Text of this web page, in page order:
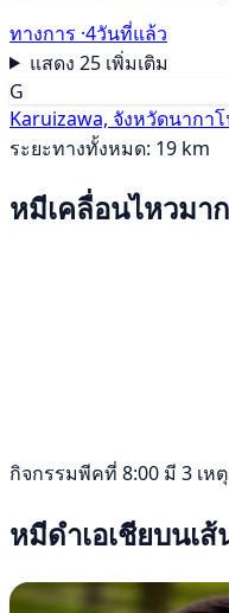
ทางการ ·4วันที่แล้ว
แสดง 25 เพิ่มเติม
G
Karuizawa, จังหวัดนากา
ระยะทางทั้งหมด: 19 km
หมีเคลื่อนไหวมา
กิจกรรมพีคที่ 8:00 มี 3 เห
หมีดำเอเชียบนเ